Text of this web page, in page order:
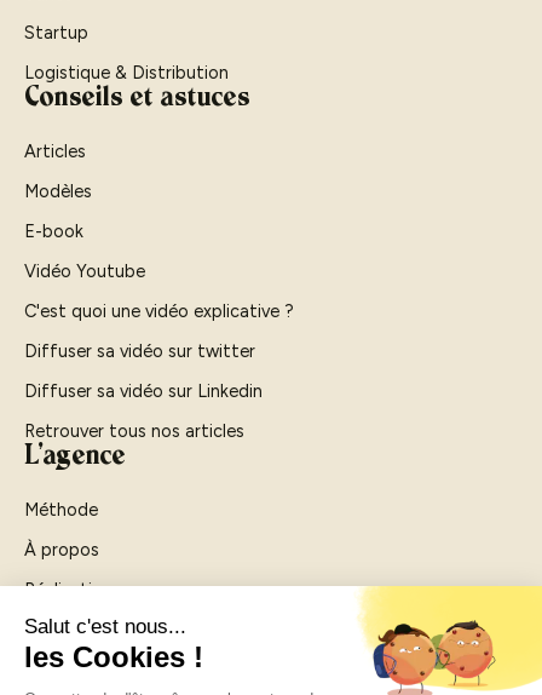
Startup
Logistique & Distribution
Conseils et astuces
Articles
Modèles
E-book
Vidéo Youtube
C'est quoi une vidéo explicative ?
Diffuser sa vidéo sur twitter
Diffuser sa vidéo sur Linkedin
Retrouver tous nos articles
L'agence
Méthode
À propos
Réalisations
Agence vidéo Rouen
Agence vidéo Paris